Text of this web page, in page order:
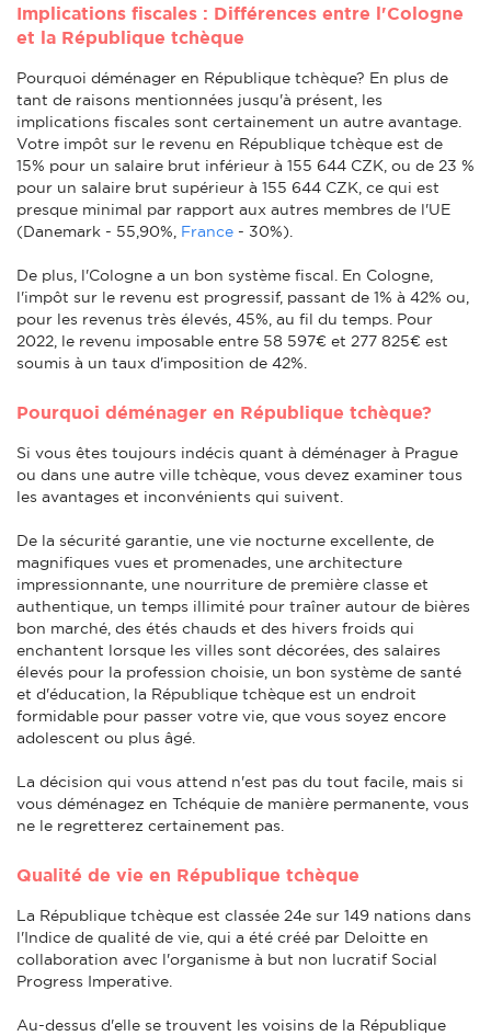
Implications fiscales : Différences entre l'Cologne
et la République tchèque
Pourquoi déménager en République tchèque? En plus de
tant de raisons mentionnées jusqu'à présent, les
implications fiscales sont certainement un autre avantage.
Votre impôt sur le revenu en République tchèque est de
15% pour un salaire brut inférieur à 155 644 CZK, ou de 23 %
pour un salaire brut supérieur à 155 644 CZK, ce qui est
presque minimal par rapport aux autres membres de l'UE
(Danemark - 55,90%, France - 30%).
De plus, l'Cologne a un bon système fiscal. En Cologne,
l'impôt sur le revenu est progressif, passant de 1% à 42% ou,
pour les revenus très élevés, 45%, au fil du temps. Pour
2022, le revenu imposable entre 58 597€ et 277 825€ est
soumis à un taux d'imposition de 42%.
Pourquoi déménager en République tchèque?
Si vous êtes toujours indécis quant à déménager à Prague
ou dans une autre ville tchèque, vous devez examiner tous
les avantages et inconvénients qui suivent.
De la sécurité garantie, une vie nocturne excellente, de
magnifiques vues et promenades, une architecture
impressionnante, une nourriture de première classe et
authentique, un temps illimité pour traîner autour de bières
bon marché, des étés chauds et des hivers froids qui
enchantent lorsque les villes sont décorées, des salaires
élevés pour la profession choisie, un bon système de santé
et d'éducation, la République tchèque est un endroit
formidable pour passer votre vie, que vous soyez encore
adolescent ou plus âgé.
La décision qui vous attend n'est pas du tout facile, mais si
vous déménagez en Tchéquie de manière permanente, vous
ne le regretterez certainement pas.
Qualité de vie en République tchèque
La République tchèque est classée 24e sur 149 nations dans
l'Indice de qualité de vie, qui a été créé par Deloitte en
collaboration avec l'organisme à but non lucratif Social
Progress Imperative.
Au-dessus d'elle se trouvent les voisins de la République